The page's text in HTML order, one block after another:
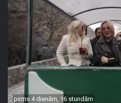
pirms 4 dienām, 16 stundām